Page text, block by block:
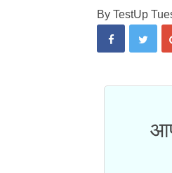
By TestUp